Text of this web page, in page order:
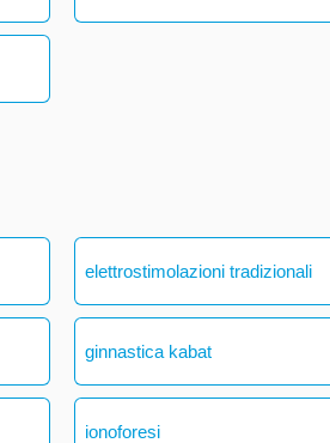
elettrostimolazioni tradizionali
ginnastica kabat
ionoforesi